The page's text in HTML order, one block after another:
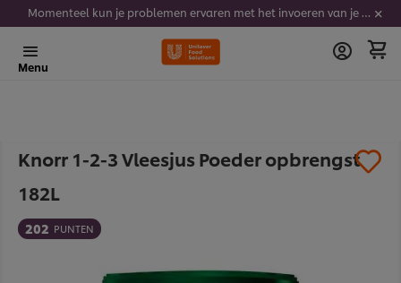
Momenteel kun je problemen ervaren met het invoeren van je stickercodes. We werken er hard aan om dit op te lossen.
Menu
Knorr 1-2-3 Vleesjus Poeder opbrengst
182L
202 PUNTEN